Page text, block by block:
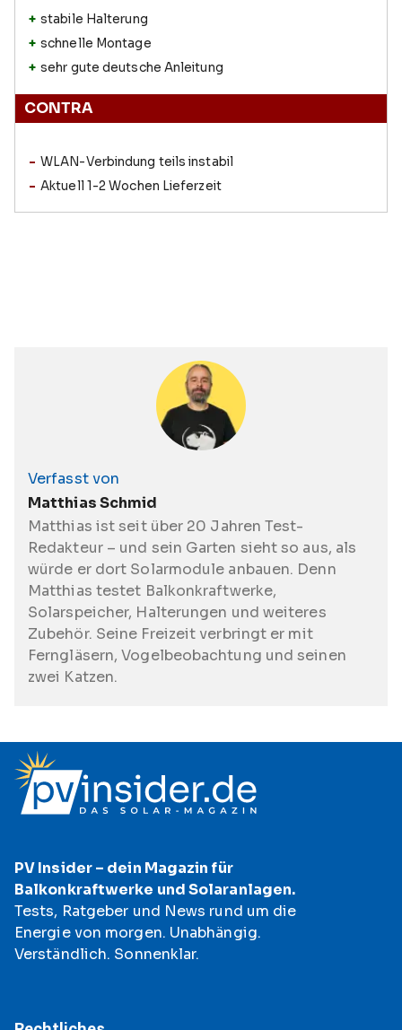
stabile Halterung
schnelle Montage
sehr gute deutsche Anleitung
CONTRA
WLAN-Verbindung teils instabil
Aktuell 1-2 Wochen Lieferzeit
Verfasst von
Matthias Schmid
Matthias ist seit über 20 Jahren Test-
Redakteur – und sein Garten sieht so aus, als
würde er dort Solarmodule anbauen. Denn
Matthias testet Balkonkraftwerke,
Solarspeicher, Halterungen und weiteres
Zubehör. Seine Freizeit verbringt er mit
Ferngläsern, Vogelbeobachtung und seinen
zwei Katzen.
PV Insider – dein Magazin für
Balkonkraftwerke und Solaranlagen.
Tests, Ratgeber und News rund um die
Energie von morgen. Unabhängig.
Verständlich. Sonnenklar.